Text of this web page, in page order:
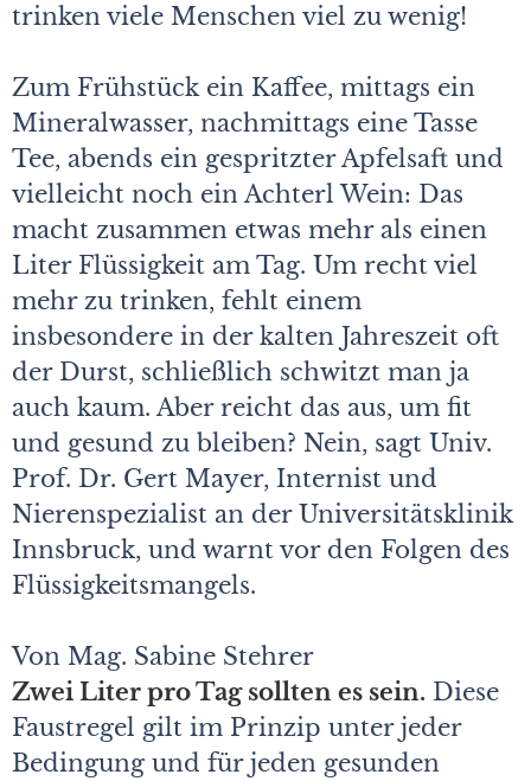
trinken viele Menschen viel zu wenig!
Zum Frühstück ein Kaffee, mittags ein
Mineralwasser, nachmittags eine Tasse
Tee, abends ein gespritzter Apfelsaft und
vielleicht noch ein Achterl Wein: Das
macht zusammen etwas mehr als einen
Liter Flüssigkeit am Tag. Um recht viel
mehr zu trinken, fehlt einem
insbesondere in der kalten Jahreszeit oft
der Durst, schließlich schwitzt man ja
auch kaum. Aber reicht das aus, um fit
und gesund zu bleiben? Nein, sagt Univ.
Prof. Dr. Gert Mayer, Internist und
Nierenspezialist an der Universitätsklinik
Innsbruck, und warnt vor den Folgen des
Flüssigkeitsmangels.
Von Mag. Sabine Stehrer
Zwei Liter pro Tag sollten es sein. Diese
Faustregel gilt im Prinzip unter jeder
Bedingung und für jeden gesunden